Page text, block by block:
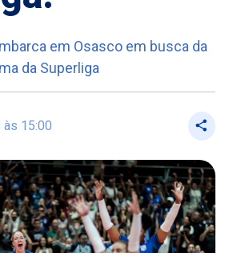
em Osasco em busca da
da Superliga
15:00